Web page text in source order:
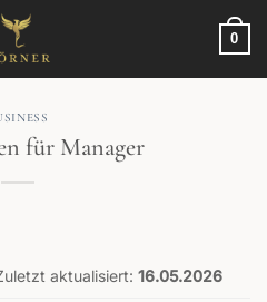
0
für Manager
aktualisiert: 16.05.2026